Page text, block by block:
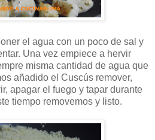
el agua con un poco de sal y
Una vez empiece a hervir
misma cantidad de agua que
añadido el Cuscús remover,
apagar el fuego y tapar durante
tiempo removemos y listo.